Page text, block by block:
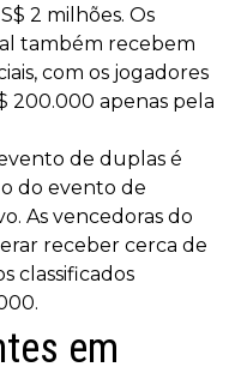
2 milhões. Os
também recebem
com os jogadores
200.000 apenas pela
de duplas é
do evento de
As vencedoras do
receber cerca de
classificados
em